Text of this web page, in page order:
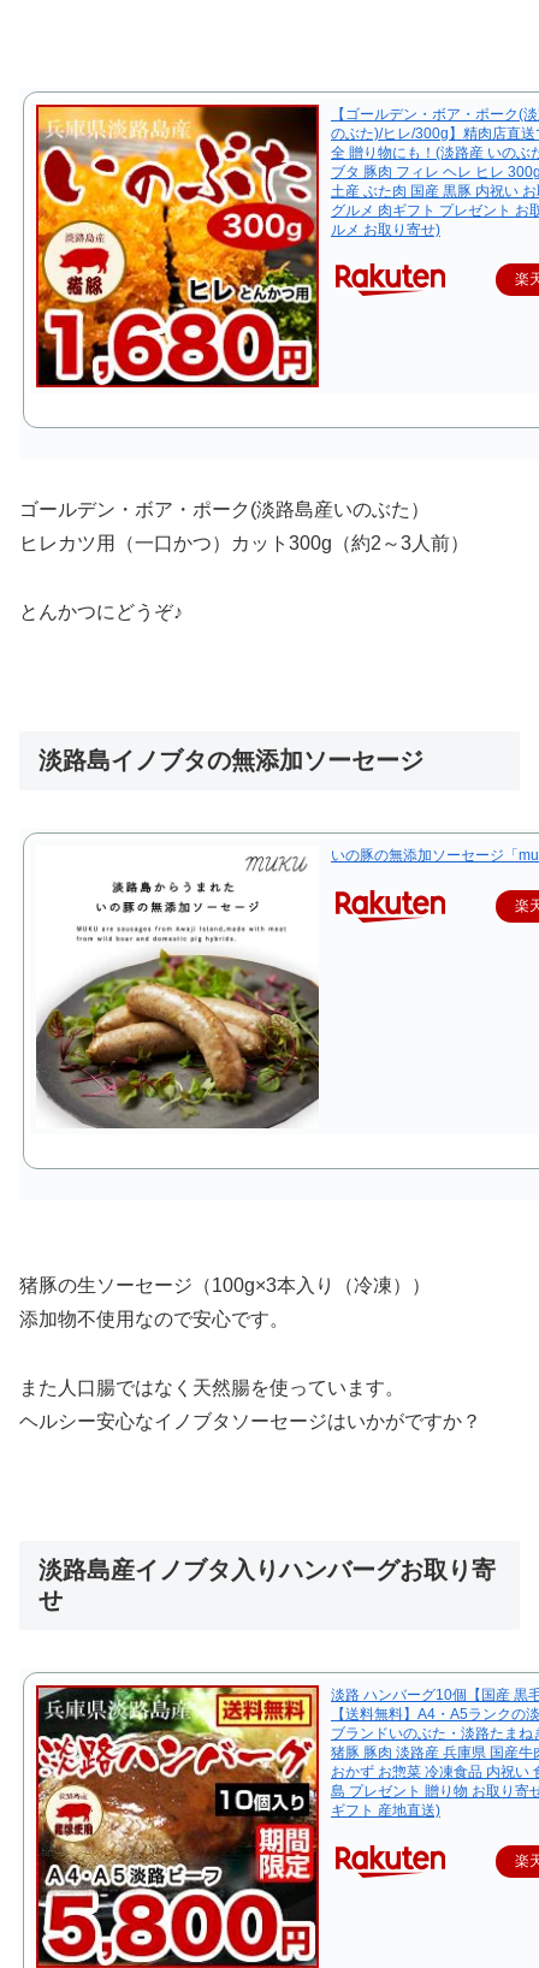
【ゴールデン・ボア・ポーク(
のぶた)/ヒレ/300g】精肉店直
全 贈り物にも！(淡路産 いのぶ
ブタ 豚肉 フィレ ヘレ ヒレ
土産 ぶた肉 国産 黒豚 内祝い
グルメ 肉ギフト プレゼント お
ルメ お取り寄せ)
楽
ゴールデン・ボア・ポーク(淡路島産いのぶた）
ヒレカツ用（一口かつ）カット300g（約2～3人前）
とんかつにどうぞ♪
淡路島イノブタの無添加ソーセージ
いの豚の無添加ソーセージ「
楽
猪豚の生ソーセージ（100g×3本入り（冷凍））
添加物不使用なので安心です。
また人口腸ではなく天然腸を使っています。
ヘルシー安心なイノブタソーセージはいかがですか？
淡路島産イノブタ入りハンバーグお取り寄
せ
淡路 ハンバーグ10個【国産 黒
【送料無料】A4・A5ランクの
ブランドいのぶた・淡路たまね
猪豚 豚肉 淡路産 兵庫県 国産牛
おかず お惣菜 冷凍食品 内祝い
島 プレゼント 贈り物 お取り寄
ギフト 産地直送)
楽